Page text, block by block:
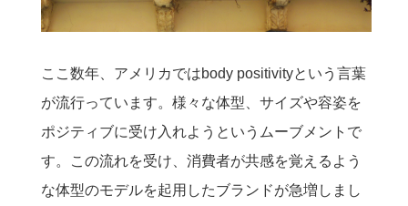
ここ数年、アメリカではbody positivityという言葉
が流行っています。様々な体型、サイズや容姿を
ポジティブに受け入れようというムーブメントで
す。この流れを受け、消費者が共感を覚えるよう
な体型のモデルを起用したブランドが急増しまし